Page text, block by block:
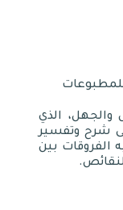
الذي
شرح وتفسير
الفروقات بين